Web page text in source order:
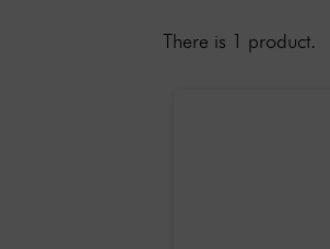
There is 1 product.